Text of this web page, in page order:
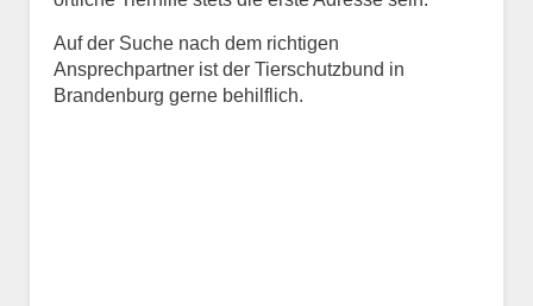
Auf der Suche nach dem richtigen
Ansprechpartner ist der Tierschutzbund in
Brandenburg gerne behilflich.